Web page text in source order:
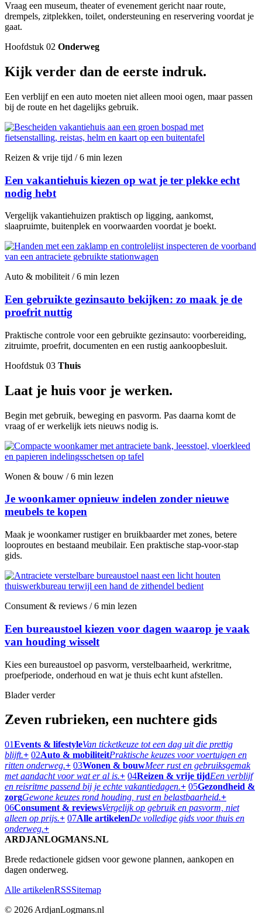
Vraag een museum, theater of evenement gericht naar route,
drempels, zitplekken, toilet, ondersteuning en reservering voordat je
gaat.
Hoofdstuk 02 Onderweg
Kijk verder dan de eerste indruk.
Een verblijf en een auto moeten niet alleen mooi ogen, maar passen
bij de route en het dagelijks gebruik.
Reizen & vrije tijd / 6 min lezen
Een vakantiehuis kiezen op wat je ter plekke echt
nodig hebt
Vergelijk vakantiehuizen praktisch op ligging, aankomst,
slaapruimte, buitenplek en voorwaarden voordat je boekt.
Auto & mobiliteit / 6 min lezen
Een gebruikte gezinsauto bekijken: zo maak je de
proefrit nuttig
Praktische controle voor een gebruikte gezinsauto: voorbereiding,
zitruimte, proefrit, documenten en een rustig aankoopbesluit.
Hoofdstuk 03 Thuis
Laat je huis voor je werken.
Begin met gebruik, beweging en pasvorm. Pas daarna komt de
vraag of er werkelijk iets nieuws nodig is.
Wonen & bouw / 6 min lezen
Je woonkamer opnieuw indelen zonder nieuwe
meubels te kopen
Maak je woonkamer rustiger en bruikbaarder met zones, betere
looproutes en bestaand meubilair. Een praktische stap-voor-stap
gids.
Consument & reviews / 6 min lezen
Een bureaustoel kiezen voor dagen waarop je vaak
van houding wisselt
Kies een bureaustoel op pasvorm, verstelbaarheid, werkritme,
proefperiode, onderhoud en wat je thuis echt kunt afstellen.
Blader verder
Zeven rubrieken, een nuchtere gids
01Events & lifestyleVan ticketkeuze tot een dag uit die prettig
blijft.+ 02Auto & mobiliteitPraktische keuzes voor voertuigen en
ritten onderweg.+ 03Wonen & bouwMeer rust en gebruiksgemak
met aandacht voor wat er al is.+ 04Reizen & vrije tijdEen verblijf
en reisritme passend bij je echte vakantiedagen.+ 05Gezondheid &
zorgGewone keuzes rond houding, rust en belastbaarheid.+
06Consument & reviewsVergelijk op gebruik en pasvorm, niet
alleen op prijs.+ 07Alle artikelenDe volledige gids voor thuis en
onderweg.+
ARDJANLOGMANS.NL
Brede redactionele gidsen voor gewone plannen, aankopen en
dagen onderweg.
Alle artikelenRSSSitemap
© 2026 ArdjanLogmans.nl